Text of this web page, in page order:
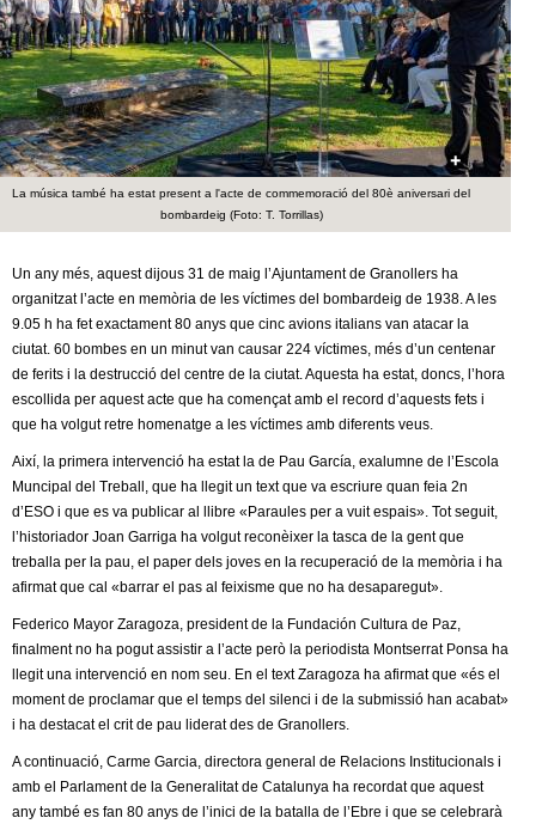
n
t
d
e
G
a
n
o
e
s
c
e
r
c
a
La música també ha estat present a l'acte de commemoració del 80è aniversari del
bombardeig (Foto: T. Torrillas)
Un any més, aquest dijous 31 de maig l’Ajuntament de Granollers ha
organitzat l’acte en memòria de les víctimes del bombardeig de 1938. A les
9.05 h ha fet exactament 80 anys que cinc avions italians van atacar la
ciutat. 60 bombes en un minut van causar 224 víctimes, més d’un centenar
de ferits i la destrucció del centre de la ciutat. Aquesta ha estat, doncs, l’hora
escollida per aquest acte que ha començat amb el record d’aquests fets i
que ha volgut retre homenatge a les víctimes amb diferents veus.
Així, la primera intervenció ha estat la de Pau García, exalumne de l’Escola
Muncipal del Treball, que ha llegit un text que va escriure quan feia 2n
d’ESO i que es va publicar al llibre «Paraules per a vuit espais». Tot seguit,
l’historiador Joan Garriga ha volgut reconèixer la tasca de la gent que
treballa per la pau, el paper dels joves en la recuperació de la memòria i ha
afirmat que cal «barrar el pas al feixisme que no ha desaparegut».
Federico Mayor Zaragoza, president de la Fundación Cultura de Paz,
finalment no ha pogut assistir a l’acte però la periodista Montserrat Ponsa ha
llegit una intervenció en nom seu. En el text Zaragoza ha afirmat que «és el
moment de proclamar que el temps del silenci i de la submissió han acabat»
i ha destacat el crit de pau liderat des de Granollers.
A continuació, Carme Garcia, directora general de Relacions Institucionals i
amb el Parlament de la Generalitat de Catalunya ha recordat que aquest
any també es fan 80 anys de l’inici de la batalla de l’Ebre i que se celebrarà